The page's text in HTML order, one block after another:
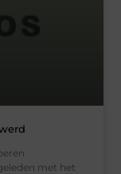
met het